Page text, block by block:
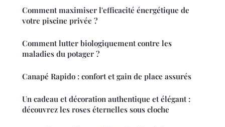
Comment maximiser l'efficacité énergétique de
votre piscine privée ?
Comment lutter biologiquement contre les
maladies du potager ?
Canapé Rapido : confort et gain de place assurés
Un cadeau et décoration authentique et élégant :
découvrez les roses éternelles sous cloche